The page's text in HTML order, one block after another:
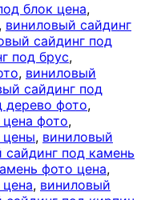
блок цена,
, виниловый сайдинг
сайдинг под
под брус,
, виниловый
сайдинг под
дерево фото,
фото,
цены, виниловый
сайдинг под камень
фото цена,
, виниловый